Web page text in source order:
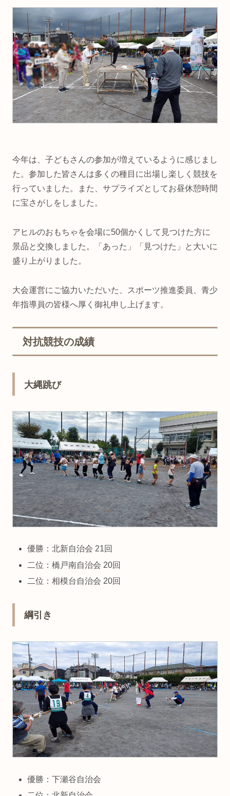
今年は、子どもさんの参加が増えているように感じまし
た。参加した皆さんは多くの種目に出場し楽しく競技を
行っていました。また、サプライズとしてお昼休憩時間
に宝さがしをしました。
アヒルのおもちゃを会場に50個かくして見つけた方に
景品と交換しました。「あった」「見つけた」と大いに
盛り上がりました。
大会運営にご協力いただいた、スポーツ推進委員、青少
年指導員の皆様へ厚く御礼申し上げます。
対抗競技の成績
大縄跳び
優勝：北新自治会 21回
二位：橋戸南自治会 20回
二位：相模台自治会 20回
綱引き
優勝：下瀬谷自治会